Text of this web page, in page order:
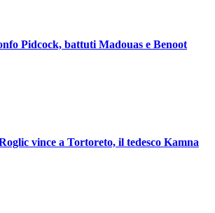
Pidcock, battuti Madouas e Benoot
vince a Tortoreto, il tedesco Kamna